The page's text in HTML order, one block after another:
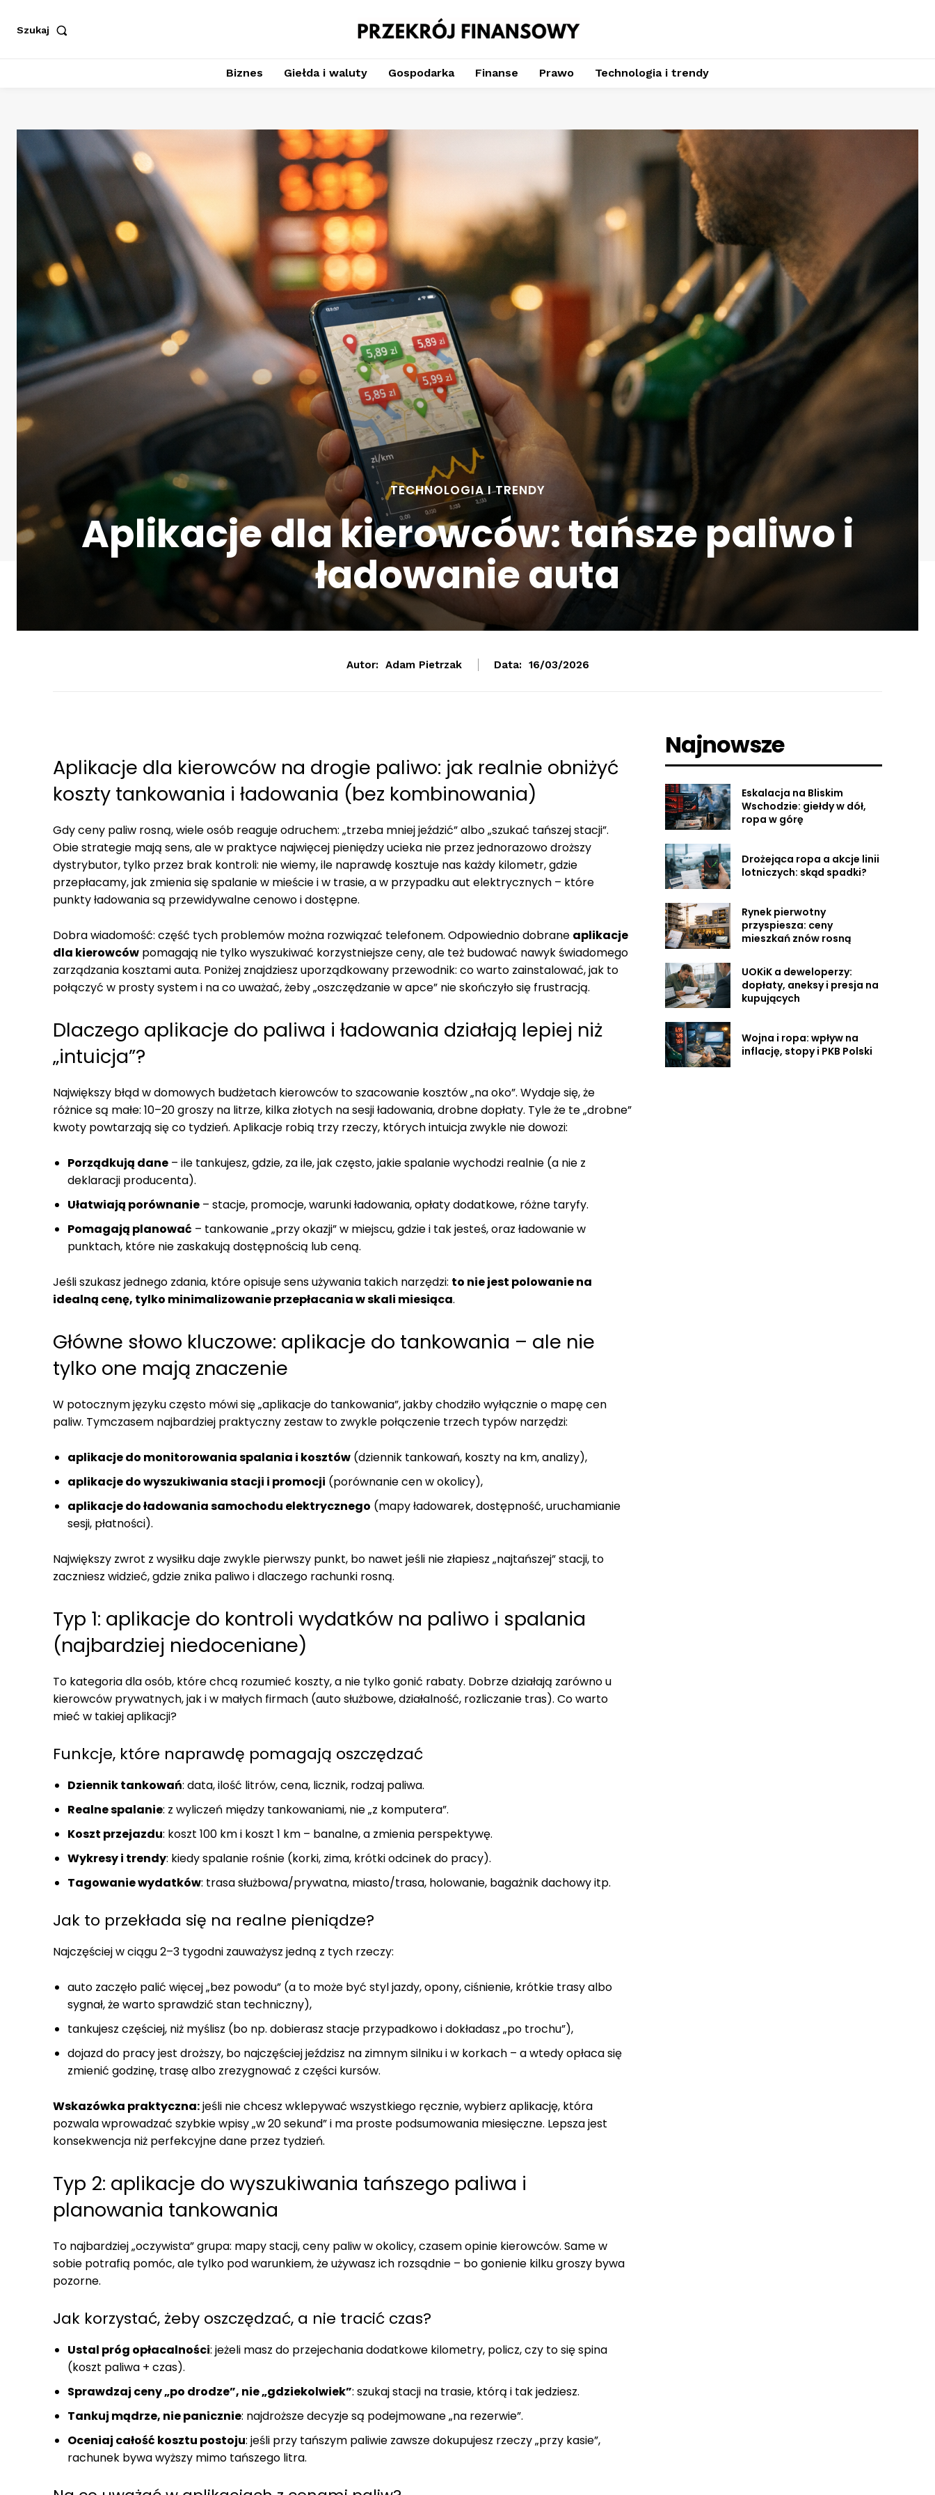
Szukaj
Biznes Giełda i waluty Gospodarka Finanse Prawo Technologia i trendy
TECHNOLOGIA I TRENDY
Aplikacje dla kierowców: tańsze paliwo i
ładowanie auta
Autor: Adam Pietrzak Data: 16/03/2026
Aplikacje dla kierowców na drogie paliwo: jak realnie obniżyć
koszty tankowania i ładowania (bez kombinowania)
Gdy ceny paliw rosną, wiele osób reaguje odruchem: „trzeba mniej jeździć” albo „szukać tańszej stacji”.
Obie strategie mają sens, ale w praktyce najwięcej pieniędzy ucieka nie przez jednorazowo droższy
dystrybutor, tylko przez brak kontroli: nie wiemy, ile naprawdę kosztuje nas każdy kilometr, gdzie
przepłacamy, jak zmienia się spalanie w mieście i w trasie, a w przypadku aut elektrycznych – które
punkty ładowania są przewidywalne cenowo i dostępne.
Dobra wiadomość: część tych problemów można rozwiązać telefonem. Odpowiednio dobrane aplikacje
dla kierowców pomagają nie tylko wyszukiwać korzystniejsze ceny, ale też budować nawyk świadomego
zarządzania kosztami auta. Poniżej znajdziesz uporządkowany przewodnik: co warto zainstalować, jak to
połączyć w prosty system i na co uważać, żeby „oszczędzanie w apce” nie skończyło się frustracją.
Dlaczego aplikacje do paliwa i ładowania działają lepiej niż
„intuicja”?
Największy błąd w domowych budżetach kierowców to szacowanie kosztów „na oko”. Wydaje się, że
różnice są małe: 10–20 groszy na litrze, kilka złotych na sesji ładowania, drobne dopłaty. Tyle że te „drobne”
kwoty powtarzają się co tydzień. Aplikacje robią trzy rzeczy, których intuicja zwykle nie dowozi:
Porządkują dane – ile tankujesz, gdzie, za ile, jak często, jakie spalanie wychodzi realnie (a nie z
deklaracji producenta).
Ułatwiają porównanie – stacje, promocje, warunki ładowania, opłaty dodatkowe, różne taryfy.
Pomagają planować – tankowanie „przy okazji” w miejscu, gdzie i tak jesteś, oraz ładowanie w
punktach, które nie zaskakują dostępnością lub ceną.
Jeśli szukasz jednego zdania, które opisuje sens używania takich narzędzi: to nie jest polowanie na
idealną cenę, tylko minimalizowanie przepłacania w skali miesiąca.
Główne słowo kluczowe: aplikacje do tankowania – ale nie
tylko one mają znaczenie
W potocznym języku często mówi się „aplikacje do tankowania”, jakby chodziło wyłącznie o mapę cen
paliw. Tymczasem najbardziej praktyczny zestaw to zwykle połączenie trzech typów narzędzi:
aplikacje do monitorowania spalania i kosztów (dziennik tankowań, koszty na km, analizy),
aplikacje do wyszukiwania stacji i promocji (porównanie cen w okolicy),
aplikacje do ładowania samochodu elektrycznego (mapy ładowarek, dostępność, uruchamianie
sesji, płatności).
Największy zwrot z wysiłku daje zwykle pierwszy punkt, bo nawet jeśli nie złapiesz „najtańszej” stacji, to
zaczniesz widzieć, gdzie znika paliwo i dlaczego rachunki rosną.
Typ 1: aplikacje do kontroli wydatków na paliwo i spalania
(najbardziej niedoceniane)
To kategoria dla osób, które chcą rozumieć koszty, a nie tylko gonić rabaty. Dobrze działają zarówno u
kierowców prywatnych, jak i w małych firmach (auto służbowe, działalność, rozliczanie tras). Co warto
mieć w takiej aplikacji?
Funkcje, które naprawdę pomagają oszczędzać
Dziennik tankowań: data, ilość litrów, cena, licznik, rodzaj paliwa.
Realne spalanie: z wyliczeń między tankowaniami, nie „z komputera”.
Koszt przejazdu: koszt 100 km i koszt 1 km – banalne, a zmienia perspektywę.
Wykresy i trendy: kiedy spalanie rośnie (korki, zima, krótki odcinek do pracy).
Tagowanie wydatków: trasa służbowa/prywatna, miasto/trasa, holowanie, bagażnik dachowy itp.
Jak to przekłada się na realne pieniądze?
Najczęściej w ciągu 2–3 tygodni zauważysz jedną z tych rzeczy:
auto zaczęło palić więcej „bez powodu” (a to może być styl jazdy, opony, ciśnienie, krótkie trasy albo
sygnał, że warto sprawdzić stan techniczny),
tankujesz częściej, niż myślisz (bo np. dobierasz stacje przypadkowo i dokładasz „po trochu”),
dojazd do pracy jest droższy, bo najczęściej jeździsz na zimnym silniku i w korkach – a wtedy opłaca się
zmienić godzinę, trasę albo zrezygnować z części kursów.
Wskazówka praktyczna:jeśli nie chcesz wklepywać wszystkiego ręcznie, wybierz aplikację, która
pozwala wprowadzać szybkie wpisy „w 20 sekund” i ma proste podsumowania miesięczne. Lepsza jest
konsekwencja niż perfekcyjne dane przez tydzień.
Typ 2: aplikacje do wyszukiwania tańszego paliwa i
planowania tankowania
To najbardziej „oczywista” grupa: mapy stacji, ceny paliw w okolicy, czasem opinie kierowców. Same w
sobie potrafią pomóc, ale tylko pod warunkiem, że używasz ich rozsądnie – bo gonienie kilku groszy bywa
pozorne.
Jak korzystać, żeby oszczędzać, a nie tracić czas?
Ustal próg opłacalności: jeżeli masz do przejechania dodatkowe kilometry, policz, czy to się spina
(koszt paliwa + czas).
Sprawdzaj ceny „po drodze”, nie „gdziekolwiek”: szukaj stacji na trasie, którą i tak jedziesz.
Tankuj mądrze, nie panicznie: najdroższe decyzje są podejmowane „na rezerwie”.
Oceniaj całość kosztu postoju: jeśli przy tańszym paliwie zawsze dokupujesz rzeczy „przy kasie”,
rachunek bywa wyższy mimo tańszego litra.
Najnowsze
Eskalacja na Bliskim
Wschodzie: giełdy w dół,
ropa w górę
Drożejąca ropa a akcje linii
lotniczych: skąd spadki?
Rynek pierwotny
przyspiesza: ceny
mieszkań znów rosną
UOKiK a deweloperzy:
dopłaty, aneksy i presja na
kupujących
Wojna i ropa: wpływ na
inflację, stopy i PKB Polski